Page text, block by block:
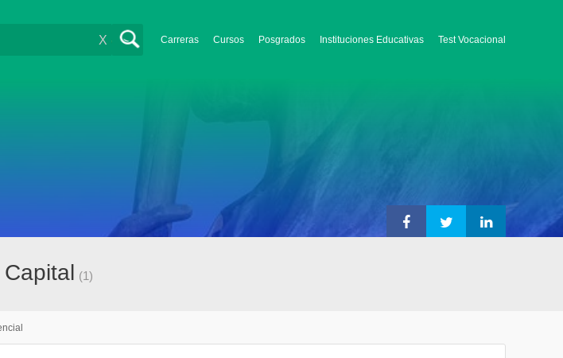
Carreras Cursos Posgrados Instituciones Educativas Test Vocacional
X
(1)